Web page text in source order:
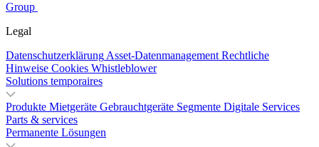
Group
Legal
DatenschutzerklärungAsset-Datenmanagement Rechtliche
Hinweise Cookies Whistleblower
Solutions temporaires
Produkte Mietgeräte Gebrauchtgeräte Segmente Digitale Services
Parts & services
Permanente Lösungen